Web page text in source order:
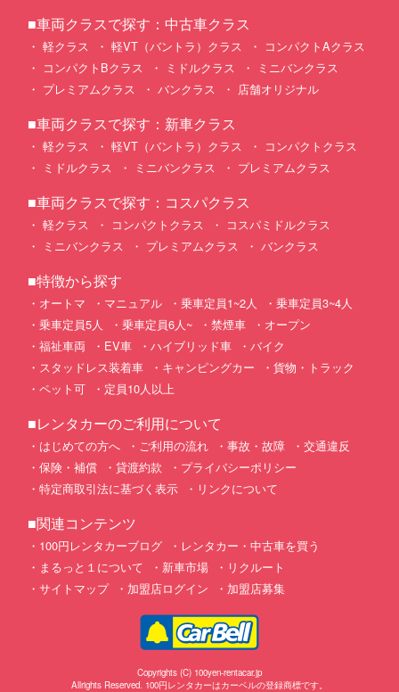
■車両クラスで探す：中古車クラス
軽クラス 軽VT（バントラ）クラス
コンパクトAクラス
コンパクトBクラス
ミドルクラス
ミニバンクラス
プレミアムクラス
バンクラス 店舗オリジナル
■車両クラスで探す：新車クラス
軽クラス 軽VT（バントラ）クラス
コンパクトクラス
ミドルクラス
ミニバンクラス プレミアムクラス
■車両クラスで探す：コスパクラス
軽クラス コンパクトクラス
コスパミドルクラス
ミニバンクラス
プレミアムクラス バンクラス
■特徴から探す
オートマ マニュアル 乗車定員1~2人
乗車定員3~4人
乗車定員5人
乗車定員6人~ 禁煙車
オープン
福祉車両
EV車 ハイブリッド車
バイク
スタッドレス装着車
キャンピングカー
貨物・トラック
ペット可
定員10人以上
■レンタカーのご利用について
はじめての方へ ご利用の流れ 事故・故障
交通違反
保険・補償
貸渡約款
プライバシーポリシー
特定商取引法に基づく表示
リンクについて
■関連コンテンツ
100円レンタカーブログ
レンタカー・中古車を買う
まるっと１について
新車市場
リクルート
サイトマップ
加盟店ログイン 加盟店募集
Copyrights (C) 100yen-rentacar.jp
Allrights Reserved. 100円レンタカーはカーベルの登録商標です。